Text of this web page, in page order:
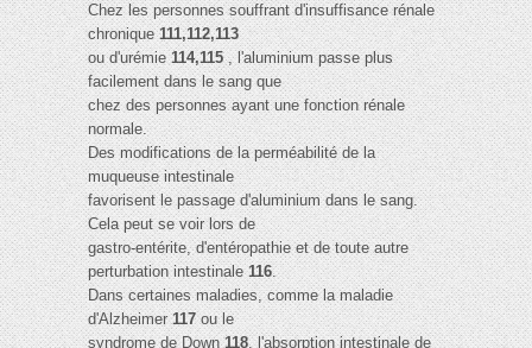
Chez les personnes souffrant d'insuffisance rénale
chronique111,112,113
ou d'urémie114,115, l'aluminium passe plus
facilement dans le sang que
chez des personnes ayant une fonction rénale
normale.
Des modifications de la perméabilité de la
muqueuse intestinale
favorisent le passage d'aluminium dans le sang.
Cela peut se voir lors de
gastro-entérite, d'entéropathie et de toute autre
perturbation intestinale116.
Dans certaines maladies, comme la maladie
d'Alzheimer117ou le
syndrome de Down118, l'absorption intestinale de